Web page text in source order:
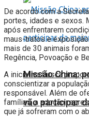
Missão China:
vão participar
De acordo com a
portes, idades e sexos.
após enfrentarem
maus-tratos e
mais de 30 animais
Regência, Povoação e
A iniciativa busca
conscientizar a
responsável. Além de
famílias, a adoção
que já sofreram com o